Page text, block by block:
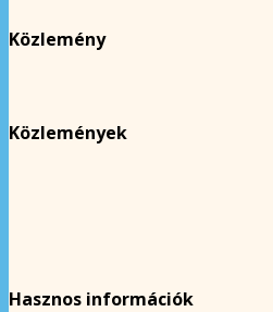
Közlemény
Közlemények
Hasznos információk